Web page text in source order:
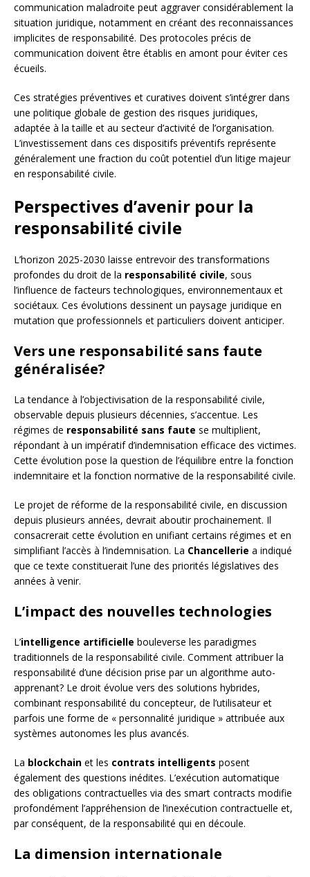
communication maladroite peut aggraver considérablement la
situation juridique, notamment en créant des reconnaissances
implicites de responsabilité. Des protocoles précis de
communication doivent être établis en amont pour éviter ces
écueils.
Ces stratégies préventives et curatives doivent s’intégrer dans
une politique globale de gestion des risques juridiques,
adaptée à la taille et au secteur d’activité de l’organisation.
L’investissement dans ces dispositifs préventifs représente
généralement une fraction du coût potentiel d’un litige majeur
en responsabilité civile.
Perspectives d’avenir pour la
responsabilité civile
L’horizon 2025-2030 laisse entrevoir des transformations
profondes du droit de la responsabilité civile, sous
l’influence de facteurs technologiques, environnementaux et
sociétaux. Ces évolutions dessinent un paysage juridique en
mutation que professionnels et particuliers doivent anticiper.
Vers une responsabilité sans faute
généralisée?
La tendance à l’objectivisation de la responsabilité civile,
observable depuis plusieurs décennies, s’accentue. Les
régimes de responsabilité sans faute se multiplient,
répondant à un impératif d’indemnisation efficace des victimes.
Cette évolution pose la question de l’équilibre entre la fonction
indemnitaire et la fonction normative de la responsabilité civile.
Le projet de réforme de la responsabilité civile, en discussion
depuis plusieurs années, devrait aboutir prochainement. Il
consacrerait cette évolution en unifiant certains régimes et en
simplifiant l’accès à l’indemnisation. La Chancellerie a indiqué
que ce texte constituerait l’une des priorités législatives des
années à venir.
L’impact des nouvelles technologies
L’intelligence artificielle bouleverse les paradigmes
traditionnels de la responsabilité civile. Comment attribuer la
responsabilité d’une décision prise par un algorithme auto-
apprenant? Le droit évolue vers des solutions hybrides,
combinant responsabilité du concepteur, de l’utilisateur et
parfois une forme de « personnalité juridique » attribuée aux
systèmes autonomes les plus avancés.
La blockchain et les contrats intelligents posent
également des questions inédites. L’exécution automatique
des obligations contractuelles via des smart contracts modifie
profondément l’appréhension de l’inexécution contractuelle et,
par conséquent, de la responsabilité qui en découle.
La dimension internationale